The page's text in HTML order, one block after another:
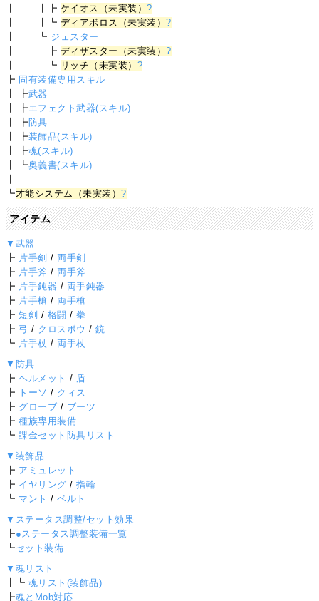
┃ ┃┣ ケイオス（未実装）?
┃ ┃┗ ディアボロス（未実装）?
┃ ┗ ジェスター
┃ ┣ ディザスター（未実装）?
┃ ┗ リッチ（未実装） ?
┣ 固有装備専用スキル
┃ ┣武器
┃ ┣エフェクト武器(スキル)
┃ ┣防具
┃ ┣装飾品(スキル)
┃ ┣魂(スキル)
┃ ┗奥義書(スキル)
┗才能システム（未実装）?
アイテム
▼武器
┣ 片手剣 / 両手剣
┣ 片手斧 / 両手斧
┣ 片手鈍器 / 両手鈍器
┣ 片手槍 / 両手槍
┣短剣 / 格闘 /拳
┣ 弓 / クロスボウ /銃
┗ 片手杖 / 両手杖
▼防具
┣ヘルメット / 盾
┣ トーソ / クィス
┣ グローブ / ブーツ
┣種族専用装備
┗課金セット防具リスト
▼装飾品
┣ アミュレット
┣ イヤリング /指輪
┗ マント /ベルト
▼ステータス調整/セット効果
┣●ステータス調整装備一覧
┗セット装備
▼魂リスト
┃┗ 魂リスト(装飾品)
┣魂とMob対応